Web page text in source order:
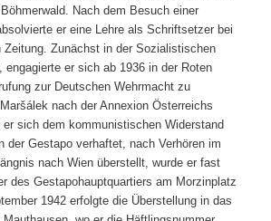
Nach dem Besuch einer
er eine Lehre als Schriftsetzer bei
Zeitung. Zunächst in der Sozialistischen
engagierte er sich ab 1936 in der Roten
zur Deutschen Wehrmacht zu
nach der Annexion Österreichs
er sich dem kommunistischen Widerstand
der Gestapo verhaftet, nach Verhören im
nach Wien überstellt, wurde er fast
des Gestapohauptquartiers am Morzinplatz
1942 erfolgte die Überstellung in das